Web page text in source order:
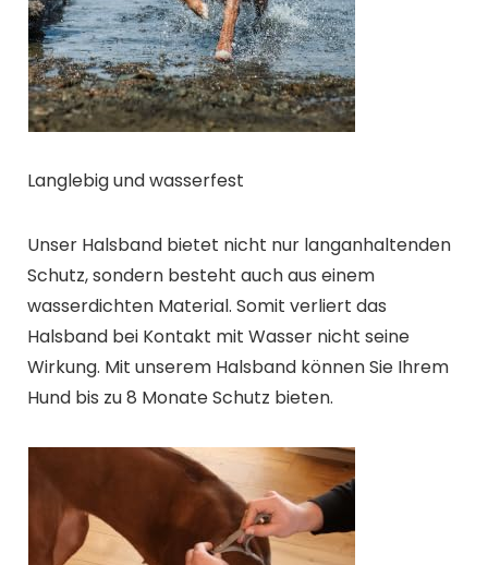
Langlebig und wasserfest
Unser Halsband bietet nicht nur langanhaltenden
Schutz, sondern besteht auch aus einem
wasserdichten Material. Somit verliert das
Halsband bei Kontakt mit Wasser nicht seine
Wirkung. Mit unserem Halsband können Sie Ihrem
Hund bis zu 8 Monate Schutz bieten.